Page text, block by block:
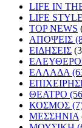
LIFE IN
LIFE STYLE
TOP NEWS
ΑΠΟΨΕΙΣ
ΕΙΔΗΣΕΙΣ
ΕΛΛΑΔΑ
ΘΕΑΤΡΟ
ΚΟΣΜΟΣ
ΜΕΣΣΗΝΙΑ